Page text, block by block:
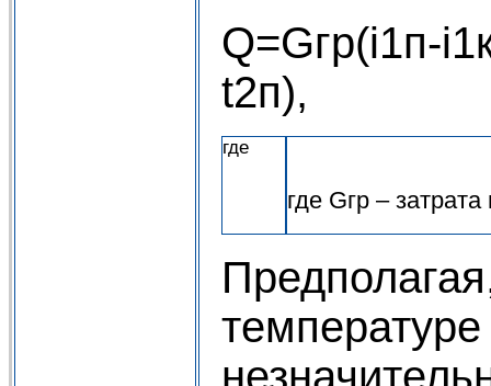
Q=Gгр(i1п-
где
где Gгр –